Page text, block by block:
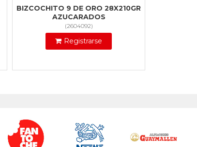
BIZCOCHITO 9 DE ORO 28X210GR
AZUCARADOS
(2604092)
Registrarse